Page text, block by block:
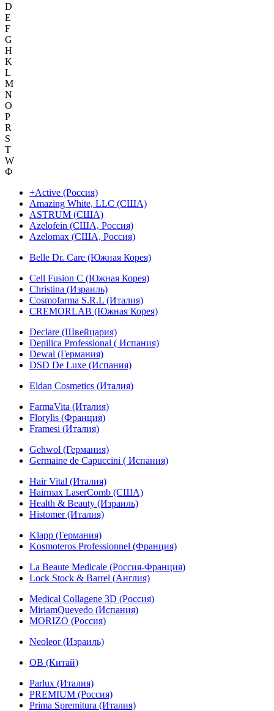
D
E
F
G
H
K
L
M
N
O
P
R
S
T
W
Ф
+Active (Россия)
Amazing White, LLC (США)
ASTRUM (США)
Azelofein (США, Россия)
Azelomax (США, Россия)
Belle Dr. Care (Южная Корея)
Cell Fusion C (Южная Корея)
Christina (Израиль)
Cosmofarma S.R.L (Италия)
CREMORLAB (Южная Корея)
Declare (Швейцария)
Depilica Professional ( Испания)
Dewal (Германия)
DSD De Luxe (Испания)
Eldan Cosmetics (Италия)
FarmaVita (Италия)
Florylis (Франция)
Framesi (Италия)
Gehwol (Германия)
Germaine de Capuccini ( Испания)
Hair Vital (Италия)
Hairmax LaserComb (США)
Health & Beauty (Израиль)
Histomer (Италия)
Klapp (Германия)
Kosmoteros Professionnel (Франция)
La Beaute Medicale (Россия-Франция)
Lock Stock & Barrel (Англия)
Medical Collagene 3D (Россия)
MiriamQuevedo (Испания)
MORIZO (Россия)
Neoleor (Израиль)
OB (Китай)
Parlux (Италия)
PREMIUM (Россия)
Prima Spremitura (Италия)